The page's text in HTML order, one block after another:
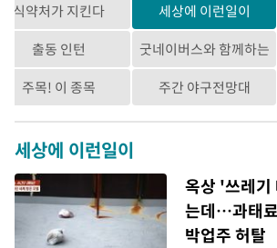
식약처가 지킨다
세상에 이런일이
출동 인턴
굿네이버스와 함께하는
뉴시스
주목! 이 종목
주간 야구전망대
세상에 이런일이
옥상 '쓰레기
는데…과태
박업주 허탈